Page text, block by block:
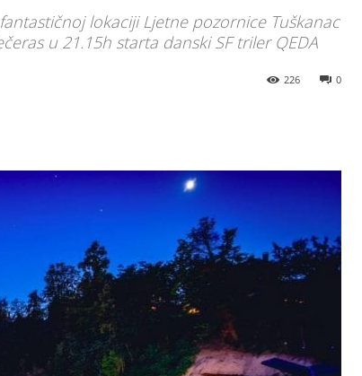
lokaciji Ljetne pozornice Tuškanac
u 21.15h starta danski SF triler QEDA
0
226